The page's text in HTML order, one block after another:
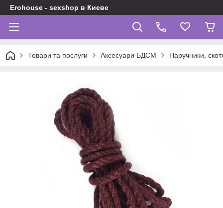
Erohouse - sexshop в Киеве
Товари та послуги Аксесуари БДСМ Наручники,